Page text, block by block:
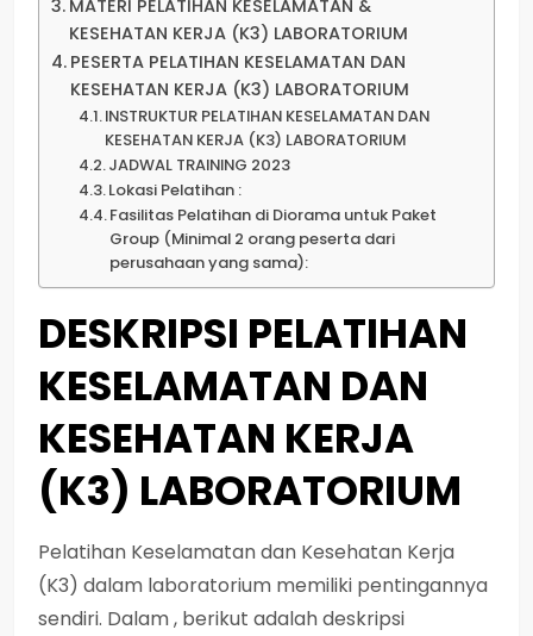
MATERI PELATIHAN KESELAMATAN &
KESEHATAN KERJA (K3) LABORATORIUM
PESERTA PELATIHAN KESELAMATAN DAN
KESEHATAN KERJA (K3) LABORATORIUM
INSTRUKTUR PELATIHAN KESELAMATAN DAN
KESEHATAN KERJA (K3) LABORATORIUM
JADWAL TRAINING 2023
Lokasi Pelatihan :
Fasilitas Pelatihan di Diorama untuk Paket
Group (Minimal 2 orang peserta dari
perusahaan yang sama):
DESKRIPSI PELATIHAN
KESELAMATAN DAN
KESEHATAN KERJA
(K3) LABORATORIUM
Pelatihan Keselamatan dan Kesehatan Kerja
(K3) dalam laboratorium memiliki pentingannya
sendiri. Dalam , berikut adalah deskripsi